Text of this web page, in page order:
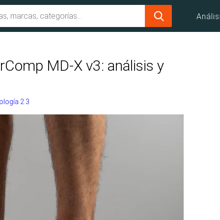
MD-X v3: análisis y
2.3